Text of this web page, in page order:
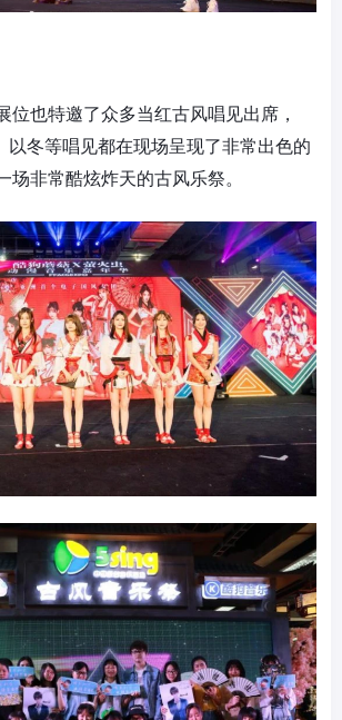
位也特邀了众多当红古风唱见出席，
以冬等唱见都在现场呈现了非常出色的
场非常酷炫炸天的古风乐祭。